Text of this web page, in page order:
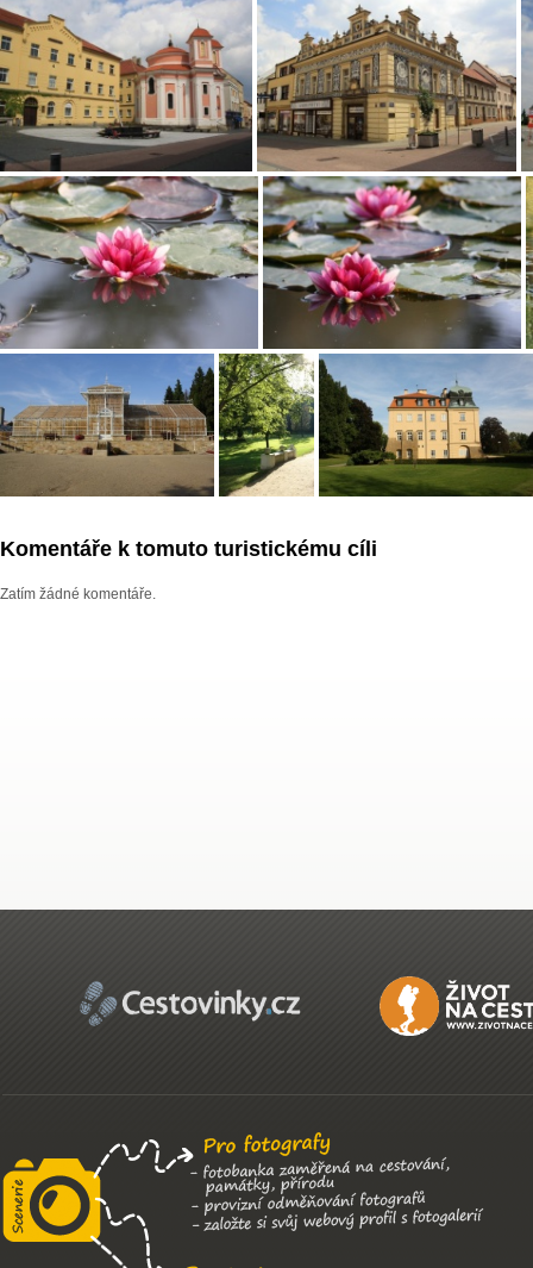
Komentáře k tomuto turistickému cíli
Zatím žádné komentáře.